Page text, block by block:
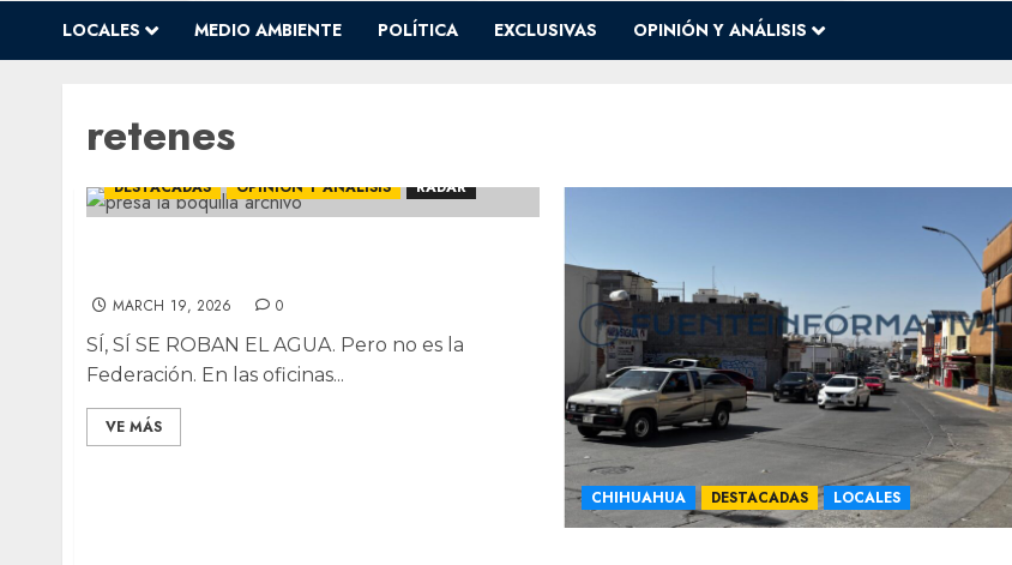
LOCALES MEDIO AMBIENTE POLÍTICA EXCLUSIVAS OPINIÓN Y ANÁLISIS
retenes
DESTACADAS OPINIÓN Y ANÁLISIS RADAR
MARCH 19, 2026 0
SÍ, SÍ SE ROBAN EL AGUA. Pero no es la
Federación. En las oficinas...
VE MÁS
CHIHUAHUA DESTACADAS LOCALES